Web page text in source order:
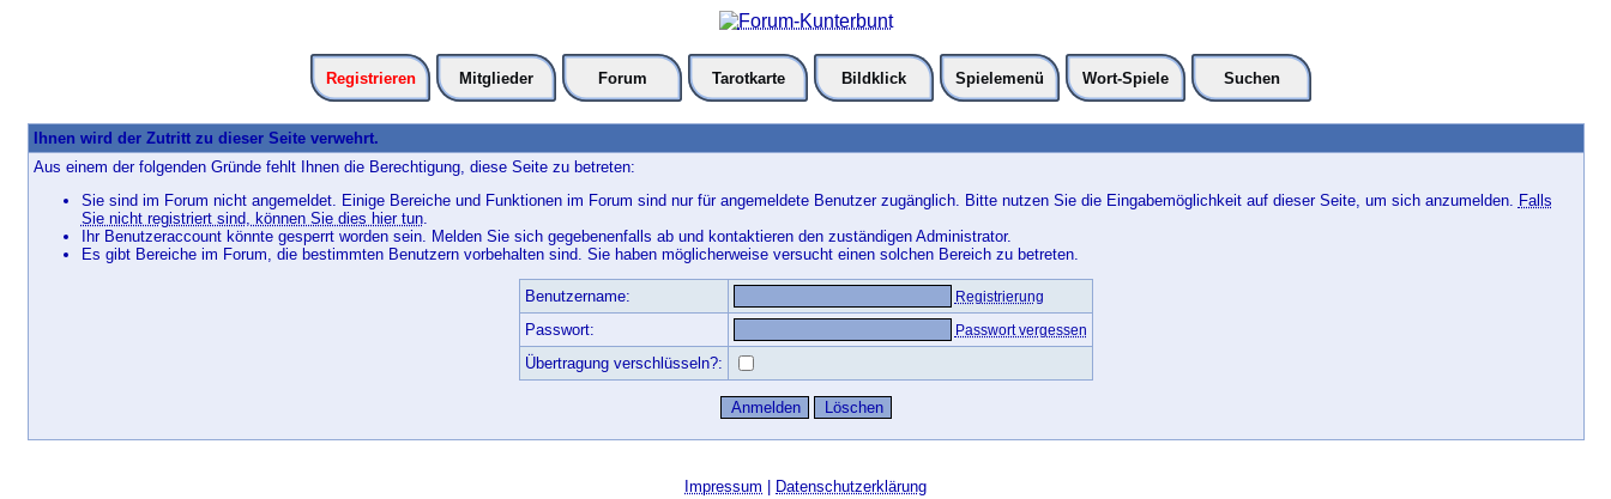
Registrieren Mitglieder Forum Tarotkarte Bildklick Spielemenü Wort-Spiele Suchen
Ihnen wird der Zutritt zu dieser Seite verwehrt.
Aus einem der folgenden Gründe fehlt Ihnen die Berechtigung, diese Seite zu betreten:
Sie sind im Forum nicht angemeldet. Einige Bereiche und Funktionen im Forum sind nur für angemeldete Benutzer zugänglich. Bitte nutzen Sie die Eingabemöglichkeit auf dieser Seite, um sich anzumelden. Falls
Sie nicht registriert sind, können Sie dies hier tun.
Ihr Benutzeraccount könnte gesperrt worden sein. Melden Sie sich gegebenenfalls ab und kontaktieren den zuständigen Administrator.
Es gibt Bereiche im Forum, die bestimmten Benutzern vorbehalten sind. Sie haben möglicherweise versucht einen solchen Bereich zu betreten.
Benutzername: Registrierung
Passwort: Passwort vergessen
Übertragung verschlüsseln?:
Impressum Datenschutzerklärung